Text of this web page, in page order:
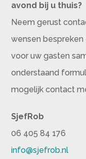
avond bij u thuis?
Neem gerust
wensen
voor uw gasten
onderstaand
mogelijk contact
SjefRob
06 405 84 176
info@sjefrob.nl